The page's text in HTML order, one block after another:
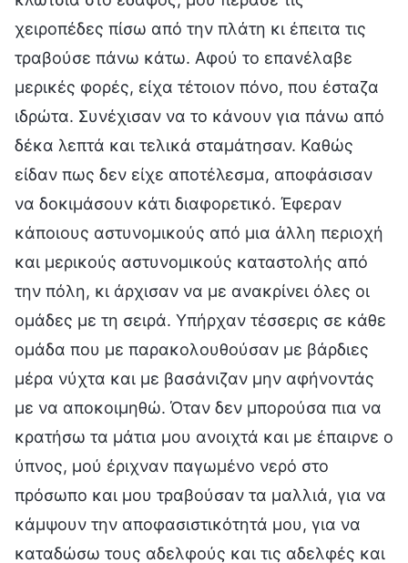
χειροπέδες πίσω από την πλάτη κι έπειτα τις
τραβούσε πάνω κάτω. Αφού το επανέλαβε
μερικές φορές, είχα τέτοιον πόνο, που έσταζα
ιδρώτα. Συνέχισαν να το κάνουν για πάνω από
δέκα λεπτά και τελικά σταμάτησαν. Καθώς
είδαν πως δεν είχε αποτέλεσμα, αποφάσισαν
να δοκιμάσουν κάτι διαφορετικό. Έφεραν
κάποιους αστυνομικούς από μια άλλη περιοχή
και μερικούς αστυνομικούς καταστολής από
την πόλη, κι άρχισαν να με ανακρίνει όλες οι
ομάδες με τη σειρά. Υπήρχαν τέσσερις σε κάθε
ομάδα που με παρακολουθούσαν με βάρδιες
μέρα νύχτα και με βασάνιζαν μην αφήνοντάς
με να αποκοιμηθώ. Όταν δεν μπορούσα πια να
κρατήσω τα μάτια μου ανοιχτά και με έπαιρνε ο
ύπνος, μού έριχναν παγωμένο νερό στο
πρόσωπο και μου τραβούσαν τα μαλλιά, για να
κάμψουν την αποφασιστικότητά μου, για να
καταδώσω τους αδελφούς και τις αδελφές και